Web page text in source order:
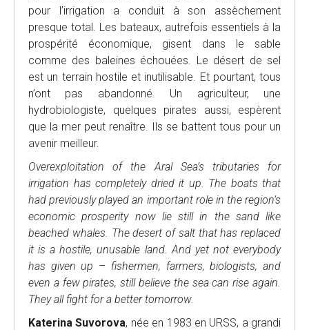
pour l’irrigation a conduit à son assèchement
presque total. Les bateaux, autrefois essentiels à la
prospérité économique, gisent dans le sable
comme des baleines échouées. Le désert de sel
est un terrain hostile et inutilisable. Et pourtant, tous
n’ont pas abandonné. Un agriculteur, une
hydrobiologiste, quelques pirates aussi, espèrent
que la mer peut renaître. Ils se battent tous pour un
avenir meilleur.
Overexploitation of the Aral Sea’s tributaries for
irrigation has completely dried it up. The boats that
had previously played an important role in the region’s
economic prosperity now lie still in the sand like
beached whales. The desert of salt that has replaced
it is a hostile, unusable land. And yet not everybody
has given up – fishermen, farmers, biologists, and
even a few pirates, still believe the sea can rise again.
They all fight for a better tomorrow.
Katerina Suvorova, née en 1983 en URSS, a grandi